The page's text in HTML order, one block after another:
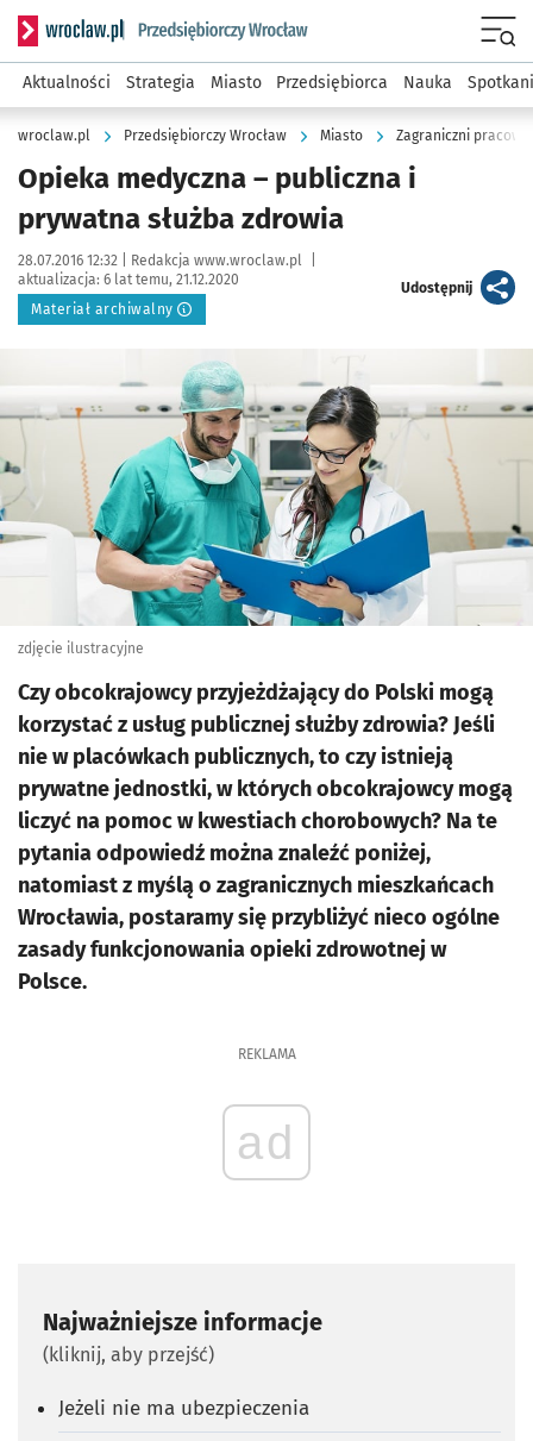
Serwis informacyjny wroclaw.pl podserwis: Strategia
Aktualności Strategia Miasto Przedsiębiorca Nauka
wroclaw.pl Przedsiębiorczy Wrocław Miasto Zagraniczni
Opieka medyczna – publiczna i
prywatna służba zdrowia
Data publikacji:
28.07.2016 12:32 | Autor:
Redakcja www.wroclaw.pl
aktualizacja: 6 lat temu, 21.12.2020
Materiał archiwalny
Udostępnijartykuł
Kliknij, aby powiększyć
zdjęcie ilustracyjne
Czy obcokrajowcy przyjeżdżający do Polski mogą
korzystać z usług publicznej służby zdrowia? Jeśli
nie w placówkach publicznych, to czy istnieją
prywatne jednostki, w których obcokrajowcy mogą
liczyć na pomoc w kwestiach chorobowych? Na te
pytania odpowiedź można znaleźć poniżej,
natomiast z myślą o zagranicznych mieszkańcach
Wrocławia, postaramy się przybliżyć nieco ogólne
zasady funkcjonowania opieki zdrowotnej w
Polsce.
REKLAMA
ad
Najważniejsze informacje
(kliknij, aby przejść)
Jeżeli nie ma ubezpieczenia